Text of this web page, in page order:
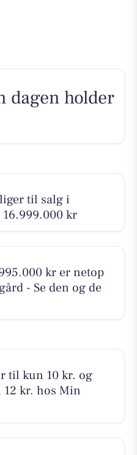
dagen holder
til salg i
kr
kr er netop
- Se den og de
til kun 10 kr. og
12 kr. hos Min